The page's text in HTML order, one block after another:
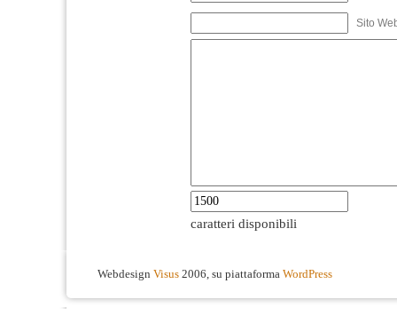
Sito
caratteri disponibili
Webdesign Visus 2006, su piattaforma WordPress